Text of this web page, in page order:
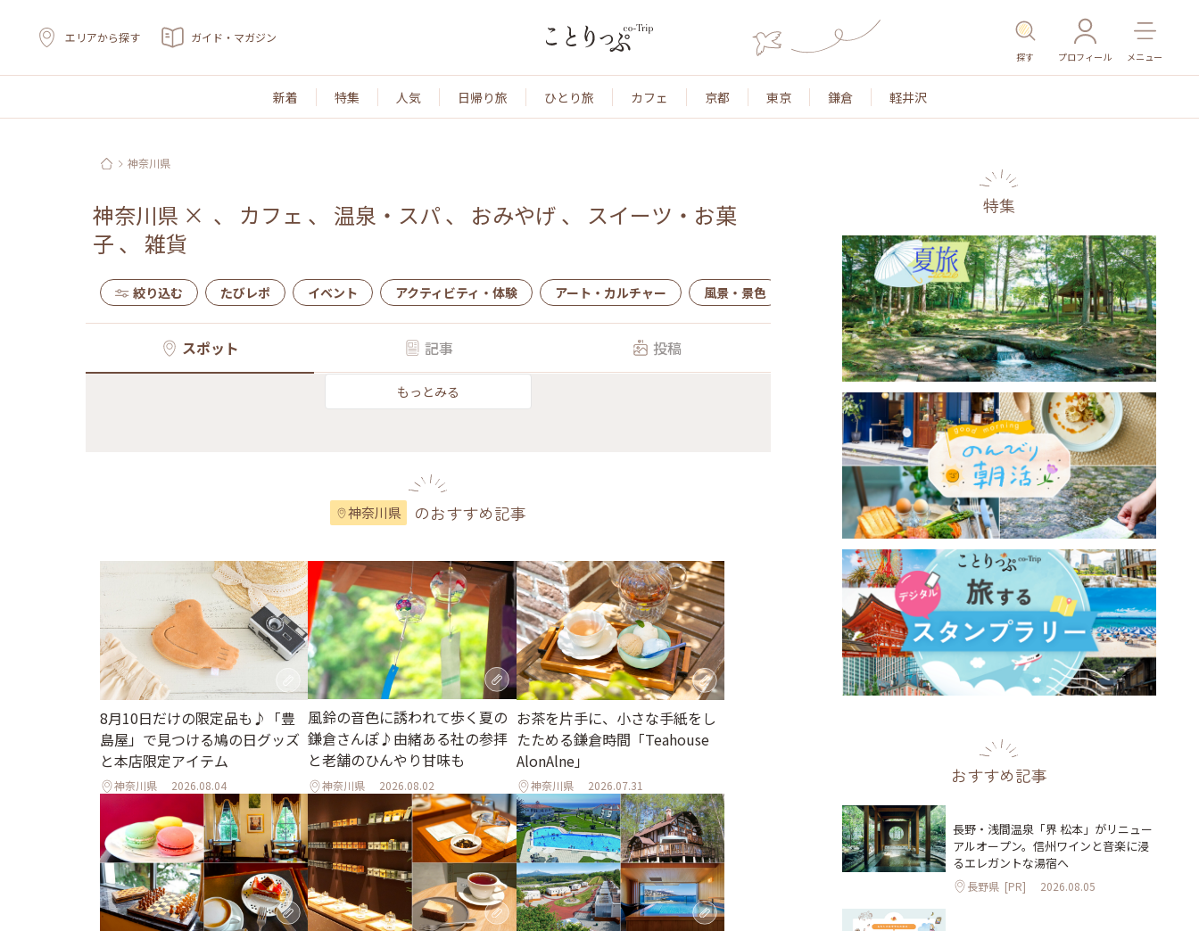
エリアから探す ガイド・マガジン
探す プロフィール メニュー
新着 特集 人気 日帰り旅 ひとり旅 カフェ 京都 東京 鎌倉 軽井沢
神奈川県
神奈川県 × 、 カフェ 、 温泉・スパ 、 おみやげ 、 スイーツ・お菓
子 、 雑貨
絞り込む たびレポ イベント アクティビティ・体験 アート・カルチャー 風景・景色 名所・旧跡 温泉・スパ その他施設 ごはん
スポット 記事 投稿
もっとみる
神奈川県 のおすすめ記事
8月10日だけの限定品も♪「豊
島屋」で見つける鳩の日グッズ
と本店限定アイテム
神奈川県 2026.08.04
風鈴の音色に誘われて歩く夏の
鎌倉さんぽ♪由緒ある社の参拝
と老舗のひんやり甘味も
神奈川県 2026.08.02
お茶を片手に、小さな手紙をし
たためる鎌倉時間「Teahouse
AlonAlne」
神奈川県 2026.07.31
特集
おすすめ記事
長野・浅間温泉「界 松本」がリニュー
アルオープン。信州ワインと音楽に浸
るエレガントな湯宿へ
長野県 [PR] 2026.08.05